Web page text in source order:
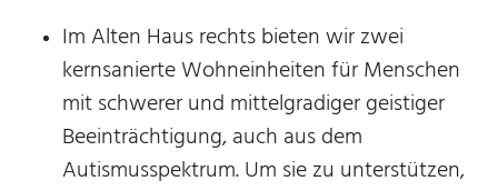
Im Alten Haus rechts bieten wir zwei
kernsanierte Wohneinheiten für Menschen
mit schwerer und mittelgradiger geistiger
Beeinträchtigung, auch aus dem
Autismusspektrum. Um sie zu unterstützen,
der Website erforderlich.
Einverständnis-Cookie
Name:
cookie_consent